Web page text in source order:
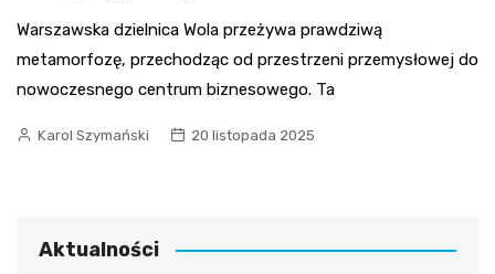
Warszawska dzielnica Wola przeżywa prawdziwą
metamorfozę, przechodząc od przestrzeni przemysłowej do
nowoczesnego centrum biznesowego. Ta
Karol Szymański 20 listopada 2025
Aktualności